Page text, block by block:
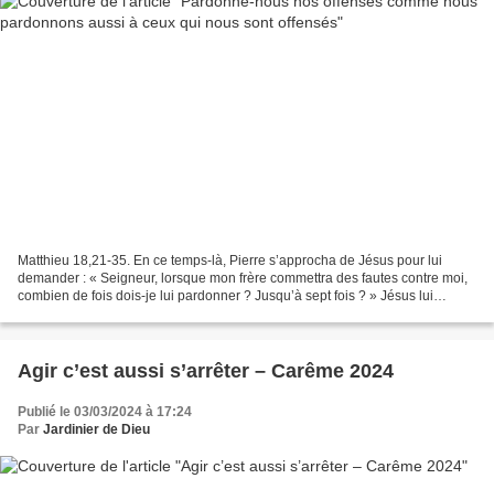
Matthieu 18,21-35. En ce temps-là, Pierre s’approcha de Jésus pour lui
demander : « Seigneur, lorsque mon frère commettra des fautes contre moi,
combien de fois dois-je lui pardonner ? Jusqu’à sept fois ? » Jésus lui
Agir c’est aussi s’arrêter – Carême 2024
Publié le 03/03/2024 à 17:24
Par Jardinier de Dieu